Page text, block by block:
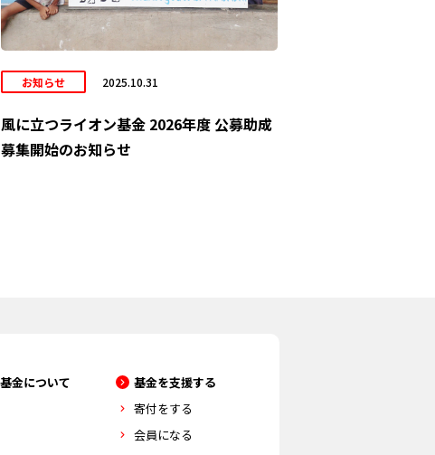
お知らせ 2025.10.31
風に立つライオン基金 2026年度 公募助成
募集開始のお知らせ
金について
基金を支援する
寄付をする
会員になる